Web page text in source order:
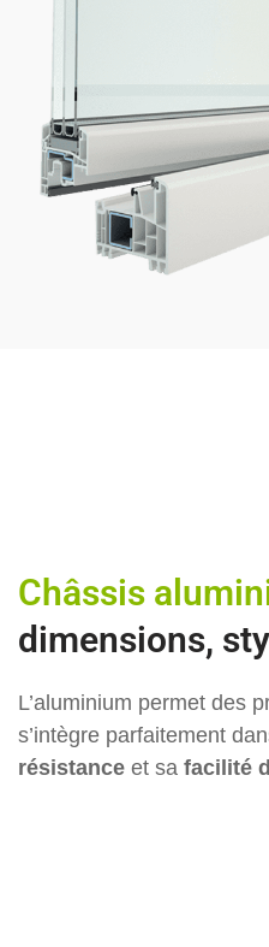
Châssis
dimensions,
L’aluminium permet des
s’intègre parfaitement
résistance et sa facilité